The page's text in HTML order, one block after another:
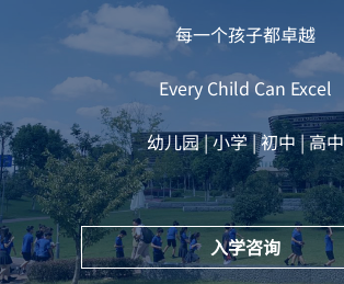
每一个孩子都卓越
Every Child Can Excel
幼儿园 | 小学 | 初中 | 高中
入学咨询